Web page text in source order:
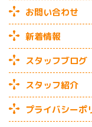
お問い合わせ
新着情報
スタッフブログ
スタッフ紹介
プライバシーポ